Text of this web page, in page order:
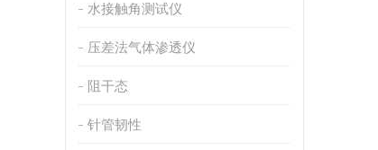
水接触角测试仪
压差法气体渗透仪
阻干态
针管韧性